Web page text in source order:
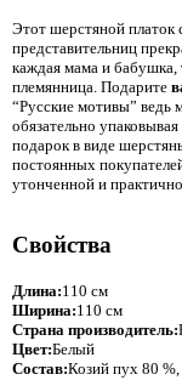
Этот шерстяной
представительниц
каждая мама и бабушка,
племянница. Подарите
“Русские мотивы” ведь
обязательно
подарок в виде
постоянных
утонченной и
Свойства
Длина:110 см
Ширина:110 см
Страна производитель:
Цвет:Белый
Состав:Козий пух 80